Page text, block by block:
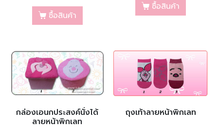
ซื้อสินค้า
ซื้อสินค้า
กล่องเอนกประสงค์นั่งได้
ลายหน้าพิกเลท
ถุงเท้าลายหน้าพิกเลท